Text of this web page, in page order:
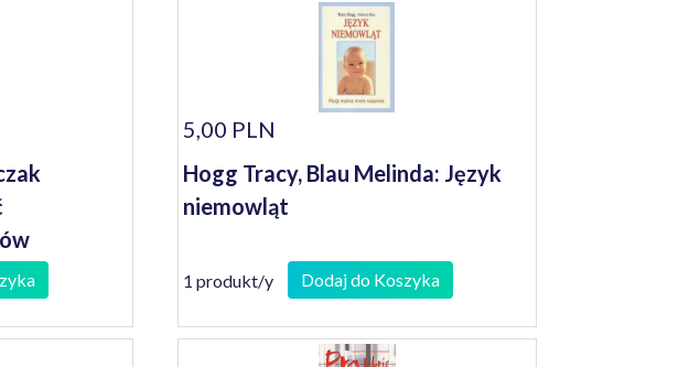
III Rzeszę i
5,00 PLN
Hogg Tracy, Blau Melinda: Język
niemowląt
1 produkt/y Dodaj do Koszyka